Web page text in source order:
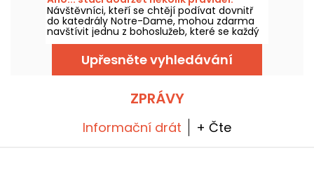
památek a historie umění.
Návštěvníci, kteří se chtějí podívat dovnitř
do katedrály Notre-Dame, mohou zdarma
navštívit jednu z bohoslužeb, které se každý
den konají. Tato možnost je otevřená všem,
stačí přijít hlavně kvůli účasti na slavení
nebo plně dodržet průběh bohoslužby.
Vysvětlíme, co je třeba vědět.
Upřesněte vyhledávání
ZPRÁVY
Informační drát + Čte